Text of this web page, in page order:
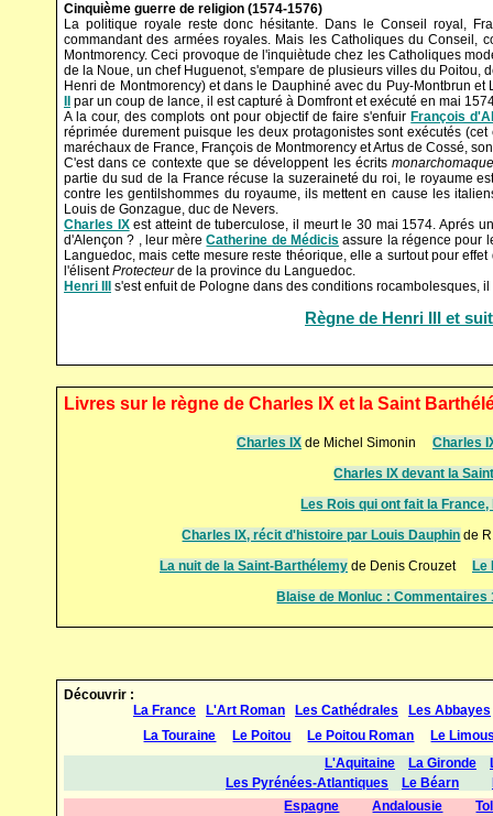
Cinquième guerre de religion (1574-1576)
La politique royale reste donc hésitante. Dans le Conseil royal,
commandant des armées royales. Mais les Catholiques du Conseil,
Montmorency. Ceci provoque de l'inquiètude chez les Catholiques
de la Noue, un chef Huguenot, s'empare de plusieurs villes du
Henri de Montmorency) et dans le Dauphiné avec du Puy-Montbrun
par un coup de lance, il est capturé à Domfront et exécuté en mai
A la cour, des complots ont pour objectif de faire s'enfuir François
réprimée durement puisque les deux protagonistes sont exécutés
maréchaux de France, François de Montmorency et Artus de Cossé,
C'est dans ce contexte que se développent les écrits
partie du sud de la France récuse la suzeraineté du roi, le royaume
contre les gentilshommes du royaume, ils mettent en cause les
Louis de Gonzague, duc de Nevers.
Charles IXest atteint de tuberculose, il meurt le 30 mai 1574. Aprés
d'Alençon ? , leur mèreCatherine de Médicis assure la régence pour
Languedoc, mais cette mesure reste théorique, elle a surtout pour
l'élisentProtecteurde la province du Languedoc.
Henri III
s'est enfuit de Pologne dans des conditions rocambolesques,
Règne de Henri III et
Livres sur le règne de Charles IX et la Saint
Charles IX de Michel Simonin Charles
Charles IX devant la
Les Rois qui ont fait la
Charles IX, récit d'histoire par Louis Dauphin de
La nuit de la Saint-Barthélemy de Denis Crouzet
Le
Blaise de Monluc :
Découvrir :
La France
L'Art Roman Les Cathédrales
Les Abbayes
La Touraine
Le Poitou Le Poitou Roman
Le
L'Aquitaine
La Gironde
Les Pyrénées-Atlantiques
Le Béarn
Espagne
Andalousie